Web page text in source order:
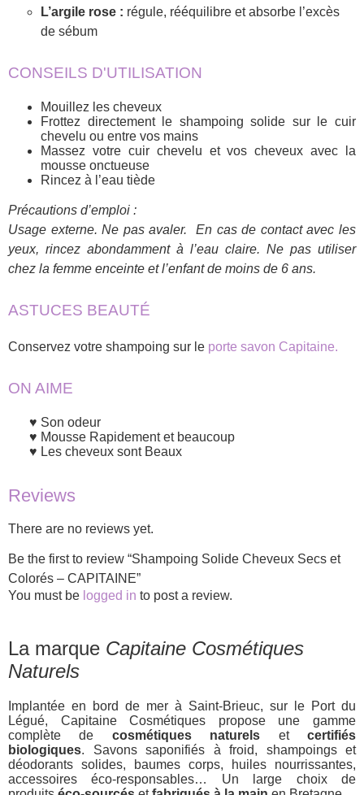
L’argile rose : régule, rééquilibre et absorbe l’excès
de sébum
CONSEILS D'UTILISATION
Mouillez les cheveux
Frottez directement le shampoing solide sur le cuir
chevelu ou entre vos mains
Massez votre cuir chevelu et vos cheveux avec la
mousse onctueuse
Rincez à l’eau tiède
Précautions d’emploi :
Usage externe. Ne pas avaler. En cas de contact avec les
yeux, rincez abondamment à l’eau claire. Ne pas utiliser
chez la femme enceinte et l’enfant de moins de 6 ans.
ASTUCES BEAUTÉ
Conservez votre shampoing sur le porte savon Capitaine.
ON AIME
Son odeur
Mousse Rapidement et beaucoup
Les cheveux sont Beaux
Reviews
There are no reviews yet.
Be the first to review “Shampoing Solide Cheveux Secs et
Colorés – CAPITAINE”
You must be logged in to post a review.
La marque Capitaine Cosmétiques
Naturels
Implantée en bord de mer à Saint-Brieuc, sur le Port du
Légué, Capitaine Cosmétiques propose une gamme
complète de cosmétiques naturels etcertifiés
biologiques. Savons saponifiés à froid, shampoings et
déodorants solides, baumes corps, huiles nourrissantes,
accessoires éco-responsables… Un large choix de